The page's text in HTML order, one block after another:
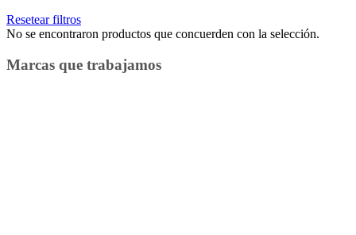
Resetear filtros
No se encontraron productos que concuerden con la selección.
Marcas que trabajamos